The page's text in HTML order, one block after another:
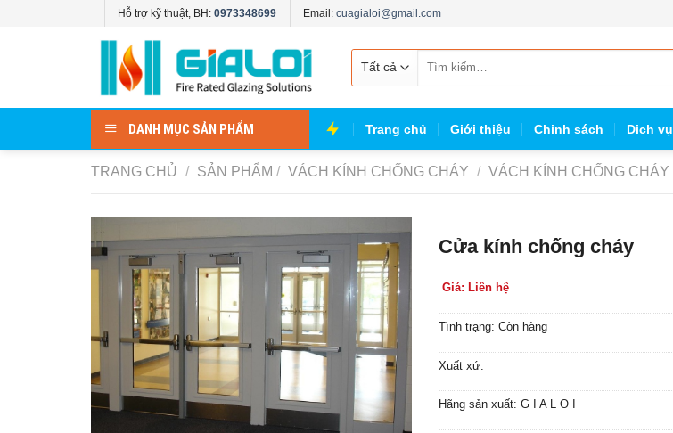
Hỗ trợ kỹ thuật, BH: 0973348699 Email: cuagialoi@gmail.com
kiếm:
DANH MỤC SẢN PHẨM Trang chủ Giới thiệu Chinh sách Dich vụ
TRANG CHỦ / SẢN PHẨM / VÁCH KÍNH CHỐNG CHÁY / VÁCH KÍNH CHỐNG CHÁY
Cửa kính chống cháy
Giá: Liên hệ
Tình trạng: Còn hàng
Xuất xứ:
Hãng sản xuất: G I A L O I